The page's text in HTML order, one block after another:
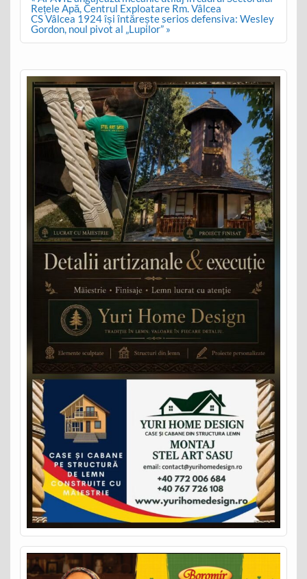
navigation
Rețele Apă, Centrul Exploatare Rm. Vâlcea
CS Vâlcea 1924 își întărește serios defensiva: Wesley
Gordon, noul pivot al „Lupilor” »